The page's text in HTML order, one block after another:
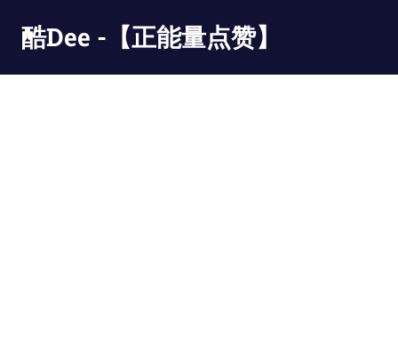
content
酷Dee -【正能量点赞】